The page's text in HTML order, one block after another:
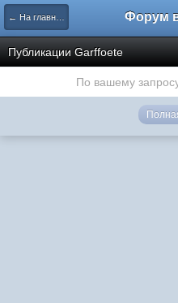
← На главную
Публикации Garffoete
По вашему